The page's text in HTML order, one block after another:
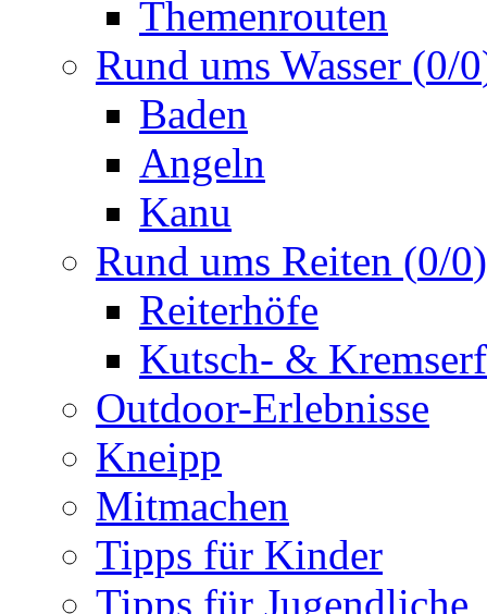
Themenrouten
Rund ums Wasser (0/0
Baden
Angeln
Kanu
Rund ums Reiten (0/0)
Reiterhöfe
Kutsch- &
Outdoor-Erlebnisse
Kneipp
Mitmachen
Tipps für Kinder
Tipps für Jugendliche